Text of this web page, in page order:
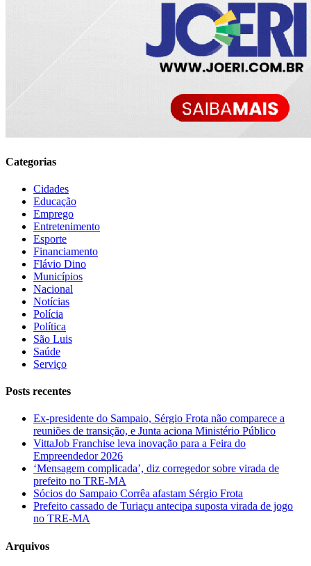
Categorias
Cidades
Educação
Emprego
Entretenimento
Esporte
Financiamento
Flávio Dino
Municípios
Nacional
Notícias
Polícia
Política
São Luis
Saúde
Serviço
Posts recentes
Ex-presidente do Sampaio, Sérgio Frota não comparece a
reuniões de transição, e Junta aciona Ministério Público
VittaJob Franchise leva inovação para a Feira do
Empreendedor 2026
‘Mensagem complicada’, diz corregedor sobre virada de
prefeito no TRE-MA
Sócios do Sampaio Corrêa afastam Sérgio Frota
Prefeito cassado de Turiaçu antecipa suposta virada de jogo
no TRE-MA
Arquivos